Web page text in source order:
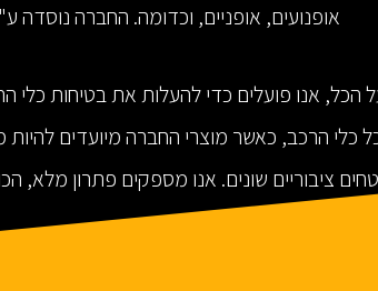
אופנועים, אופניים, וכדומה. החברה נוסדה
הכל, אנו פועלים כדי להעלות את בטיחות כלי
כלי הרכב, כאשר מוצרי החברה מיועדים
ציבוריים שונים. אנו מספקים פתרון מלא,